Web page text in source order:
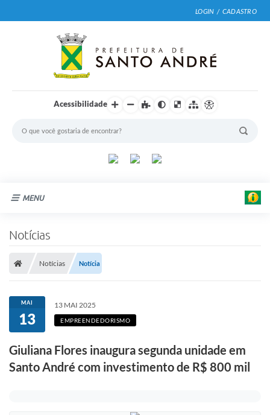
LOGIN / CADASTRO
Acessibilidade
MENU
Portal de Serviços
Transparência
Ônibus
Consultar Processos
Contas Públicas
Notícias
Notícias Notícia
MAI
13
13 MAI 2025
EMPREENDEDORISMO
Giuliana Flores inaugura segunda unidade em
Santo André com investimento de R$ 800 mil